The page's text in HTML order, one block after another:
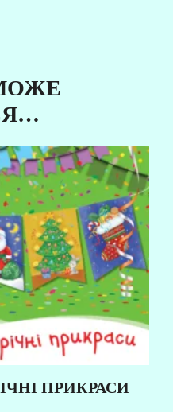
ПРИКРАСИ